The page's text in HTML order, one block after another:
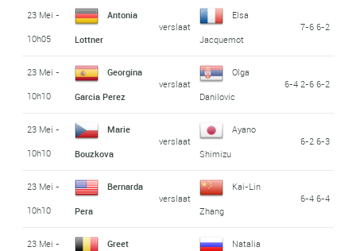
23 Mei -
10h05
Antonia
Lottner
verslaat
Elsa
Jacquemot
7-6 6-2
23 Mei -
10h10
Georgina
Garcia Perez
verslaat
Olga
Danilovic
6-4 2-6 6-2
23 Mei -
10h10
Marie
Bouzkova
verslaat
Ayano
Shimizu
6-2 6-3
23 Mei -
10h10
Bernarda
Pera
verslaat
Kai-Lin
Zhang
6-4 6-4
23 Mei -
Greet
Natalia